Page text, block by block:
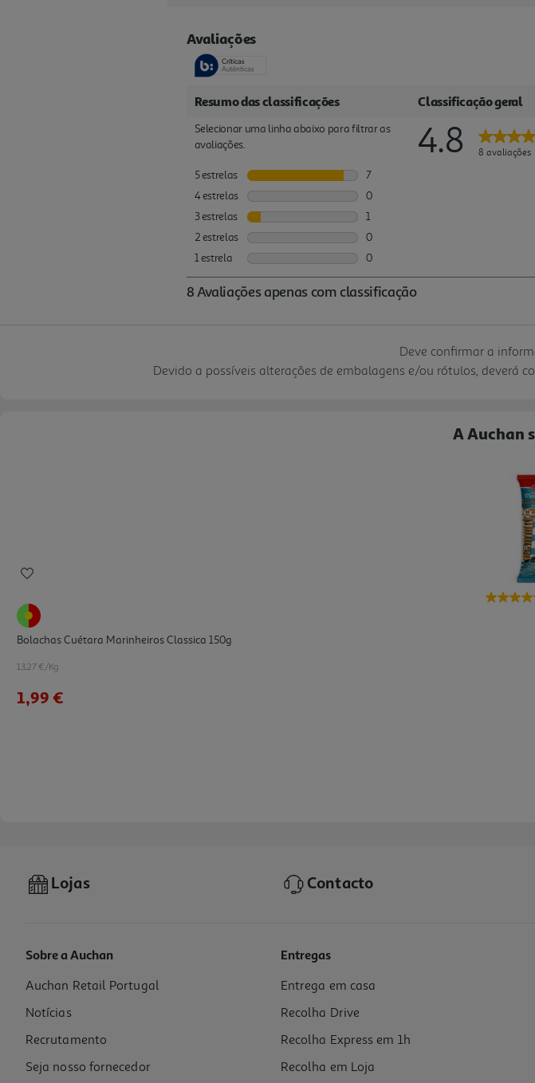
Deve confirmar a
Devido a possíveis alterações de embalagens e/ou rótulos, deverá
A Auchan
Bolachas Cuétara Marinheiros Classica 150g
13.27 €/Kg
1,99 €
Bolachas Marinheiras C-Real Sementes 200g
9.95 €/Kg
1,99 €
Lojas Contacto
Sobre a Auchan
Auchan Retail Portugal
Notícias
Recrutamento
Seja nosso fornecedor
Entregas
Entrega em casa
Recolha Drive
Recolha Express em 1h
Recolha em Loja